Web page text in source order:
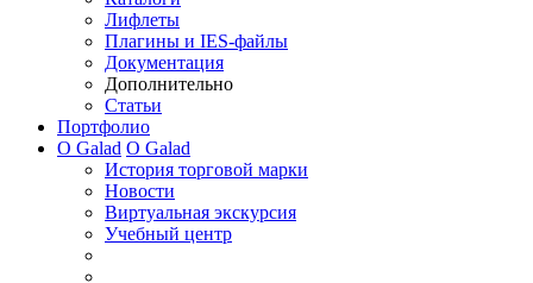
Лифлеты
Плагины и IES-файлы
Документация
Дополнительно
Статьи
Портфолио
О Galad О Galad
История торговой марки
Новости
Виртуальная экскурсия
Учебный центр